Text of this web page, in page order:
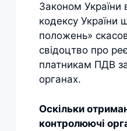
Законом
кодексу України
положень»
свідоцтво про
платникам ПДВ
органах.
Оскільки
контролюючі